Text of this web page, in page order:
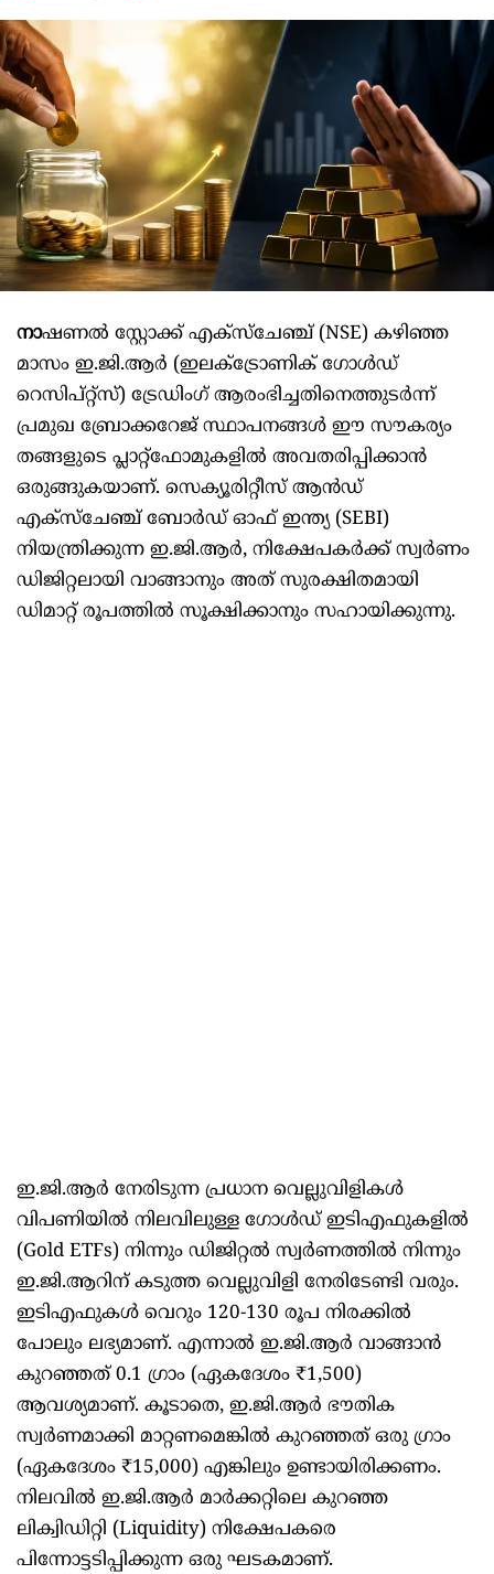
നാഷണൽ സ്റ്റോക്ക് എക്സ്ചേഞ്ച് (NSE) കഴിഞ്ഞ
മാസം ഇ.ജി.ആർ (ഇലക്ട്രോണിക് ഗോള്‍ഡ്
റെസിപ്റ്റ്സ്) ട്രേഡിംഗ് ആരംഭിച്ചതിനെത്തുടർന്ന്
പ്രമുഖ ബ്രോക്കറേജ് സ്ഥാപനങ്ങൾ ഈ സൗകര്യം
തങ്ങളുടെ പ്ലാറ്റ്‌ഫോമുകളിൽ അവതരിപ്പിക്കാൻ
ഒരുങ്ങുകയാണ്. സെക്യൂരിറ്റീസ് ആൻഡ്
എക്സ്ചേഞ്ച് ബോർഡ് ഓഫ് ഇന്ത്യ (SEBI)
നിയന്ത്രിക്കുന്ന ഇ.ജി.ആർ, നിക്ഷേപകർക്ക് സ്വർണം
ഡിജിറ്റലായി വാങ്ങാനും അത് സുരക്ഷിതമായി
ഡിമാറ്റ് രൂപത്തിൽ സൂക്ഷിക്കാനും സഹായിക്കുന്നു.
ഇ.ജി.ആർ നേരിടുന്ന പ്രധാന വെല്ലുവിളികൾ
വിപണിയിൽ നിലവിലുള്ള ഗോൾഡ് ഇടിഎഫുകളിൽ
(Gold ETFs) നിന്നും ഡിജിറ്റൽ സ്വർണത്തിൽ നിന്നും
ഇ.ജി.ആറിന് കടുത്ത വെല്ലുവിളി നേരിടേണ്ടി വരും.
ഇടിഎഫുകൾ വെറും 120-130 രൂപ നിരക്കിൽ
പോലും ലഭ്യമാണ്. എന്നാൽ ഇ.ജി.ആർ വാങ്ങാൻ
കുറഞ്ഞത് 0.1 ഗ്രാം (ഏകദേശം ₹1,500)
ആവശ്യമാണ്. കൂടാതെ, ഇ.ജി.ആർ ഭൗതിക
സ്വർണമാക്കി മാറ്റണമെങ്കിൽ കുറഞ്ഞത് ഒരു ഗ്രാം
(ഏകദേശം ₹15,000) എങ്കിലും ഉണ്ടായിരിക്കണം.
നിലവിൽ ഇ.ജി.ആർ മാർക്കറ്റിലെ കുറഞ്ഞ
ലിക്വിഡിറ്റി (Liquidity) നിക്ഷേപകരെ
പിന്നോട്ടടിപ്പിക്കുന്ന ഒരു ഘടകമാണ്.